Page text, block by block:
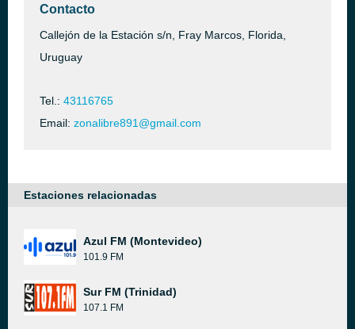
Contacto
Callejón de la Estación s/n, Fray Marcos, Florida,
Uruguay
Tel.: 43116765
Email: zonalibre891@gmail.com
Estaciones relacionadas
Azul FM (Montevideo)
101.9 FM
Sur FM (Trinidad)
107.1 FM